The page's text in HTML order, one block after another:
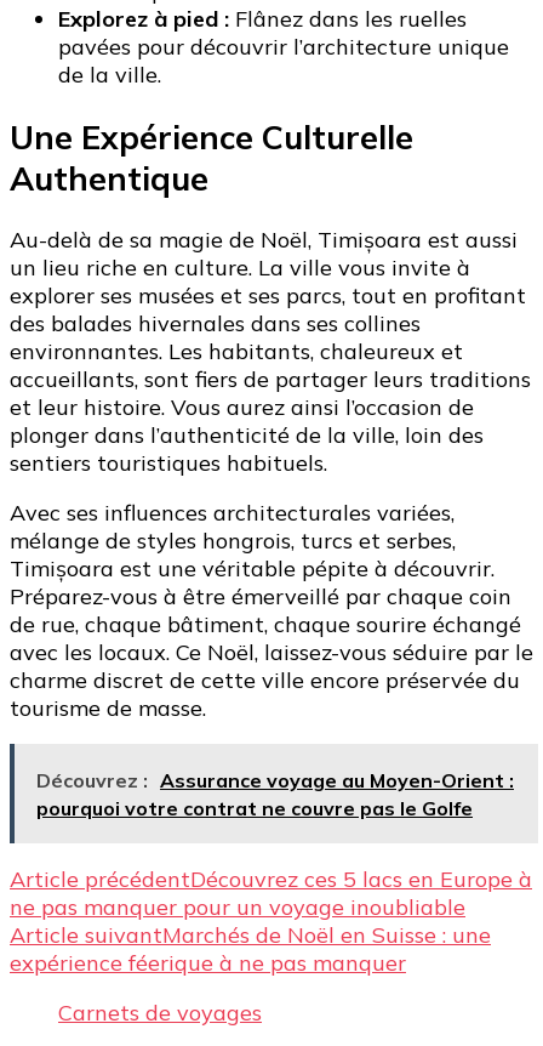
Explorez à pied : Flânez dans les ruelles
pavées pour découvrir l’architecture unique
de la ville.
Une Expérience Culturelle
Authentique
Au-delà de sa magie de Noël, Timișoara est aussi
un lieu riche en culture. La ville vous invite à
explorer ses musées et ses parcs, tout en profitant
des balades hivernales dans ses collines
environnantes. Les habitants, chaleureux et
accueillants, sont fiers de partager leurs traditions
et leur histoire. Vous aurez ainsi l’occasion de
plonger dans l’authenticité de la ville, loin des
sentiers touristiques habituels.
Avec ses influences architecturales variées,
mélange de styles hongrois, turcs et serbes,
Timișoara est une véritable pépite à découvrir.
Préparez-vous à être émerveillé par chaque coin
de rue, chaque bâtiment, chaque sourire échangé
avec les locaux. Ce Noël, laissez-vous séduire par le
charme discret de cette ville encore préservée du
tourisme de masse.
Découvrez : Assurance voyage au Moyen-Orient :
pourquoi votre contrat ne couvre pas le Golfe
Navigation
d’article
Article précédentDécouvrez ces 5 lacs en Europe à
ne pas manquer pour un voyage inoubliable
Article suivantMarchés de Noël en Suisse : une
expérience féerique à ne pas manquer
Carnets de voyages